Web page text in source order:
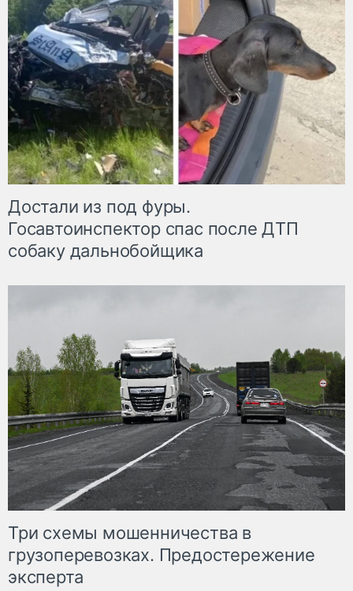
Достали из под фуры.
Госавтоинспектор спас после ДТП
собаку дальнобойщика
Три схемы мошенничества в
грузоперевозках. Предостережение
эксперта